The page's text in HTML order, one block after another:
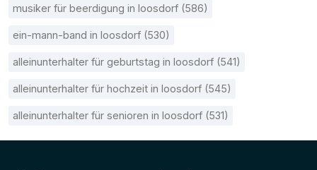
musiker für beerdigung in loosdorf (586)
ein-mann-band in loosdorf (530)
alleinunterhalter für geburtstag in loosdorf (541)
alleinunterhalter für hochzeit in loosdorf (545)
alleinunterhalter für senioren in loosdorf (531)